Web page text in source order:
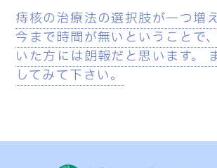
痔核の治療法の選択肢が一つ増
今まで時間が無いということで
いた方には朗報だと思います。
してみて下さい。